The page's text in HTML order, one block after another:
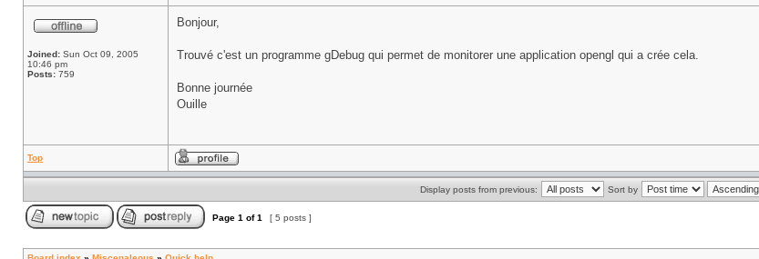
Joined: Sun Oct 09, 2005
10:46 pm
Posts: 759
Bonjour,
Trouvé c'est un programme gDebug qui permet de monitorer une application opengl qui a crée cela.
Bonne journée
Ouille
Top
Display posts from previous: Sort by
Page 1 of1 [ 5 posts ]